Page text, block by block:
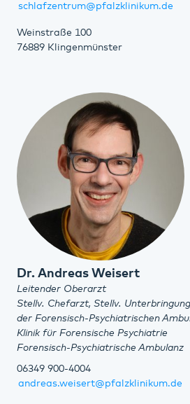
schlafzentrum@pfalzklinikum.de
Weinstraße 100
76889 Klingenmünster
Dr. Andreas Weisert
Leitender Oberarzt
Stellv. Chefarzt, Stellv.
der Forensisch-Psychiatrischen
Klinik für Forensische Psychiatrie
Forensisch-Psychiatrische Ambulanz
06349 900-4004
andreas.weisert@pfalzklinikum.de